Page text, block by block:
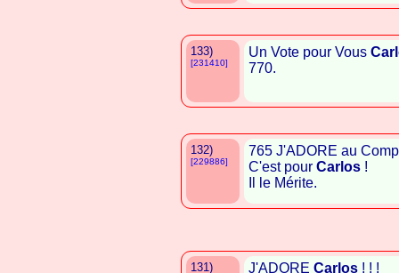
133)
[231410]
Un Vote pour Vous
770.
132)
[229886]
765 J'ADORE au
C'est pour Carlos !
Il le Mérite.
131) J'ADORE Carlos ! ! !